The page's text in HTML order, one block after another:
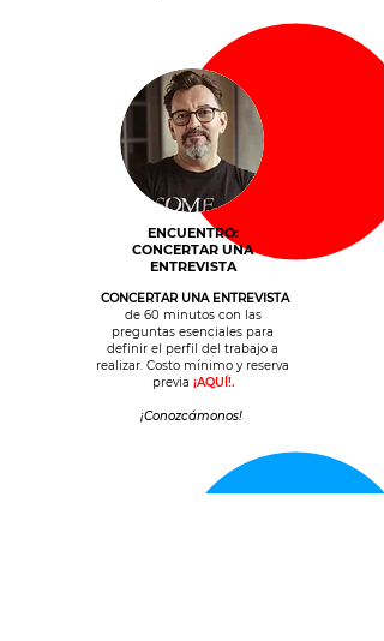
ENCUENTRO:
CONCERTAR UNA
ENTREVISTA
CONCERTAR UNA ENTREVISTA
de 60 minutos con las
preguntas esenciales para
definir el perfil del trabajo a
realizar. Costo mínimo y reserva
previa ¡AQUÍ!.
¡Conozcámonos!